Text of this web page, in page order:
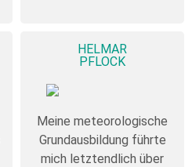
HELMAR
PFLOCK
Meine meteorologische
Grundausbildung führte
mich letztendlich über